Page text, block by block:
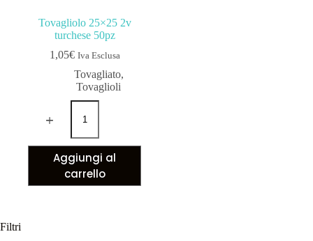
Tovagliolo 25×25 2v
turchese 50pz
1,05€ Iva Esclusa
Tovagliato,
Tovaglioli
Aggiungi al
carrello
Filtri